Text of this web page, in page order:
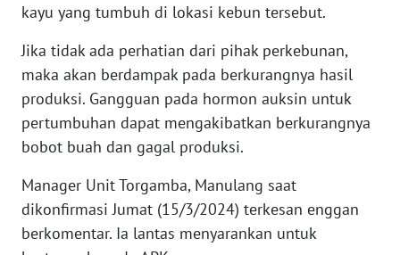
kayu yang tumbuh di lokasi kebun tersebut.
Jika tidak ada perhatian dari pihak perkebunan,
maka akan berdampak pada berkurangnya hasil
produksi. Gangguan pada hormon auksin untuk
pertumbuhan dapat mengakibatkan berkurangnya
bobot buah dan gagal produksi.
Manager Unit Torgamba, Manulang saat
dikonfirmasi Jumat (15/3/2024) terkesan enggan
berkomentar. Ia lantas menyarankan untuk
WN
JAKARTA
WN
WN
BANTEN